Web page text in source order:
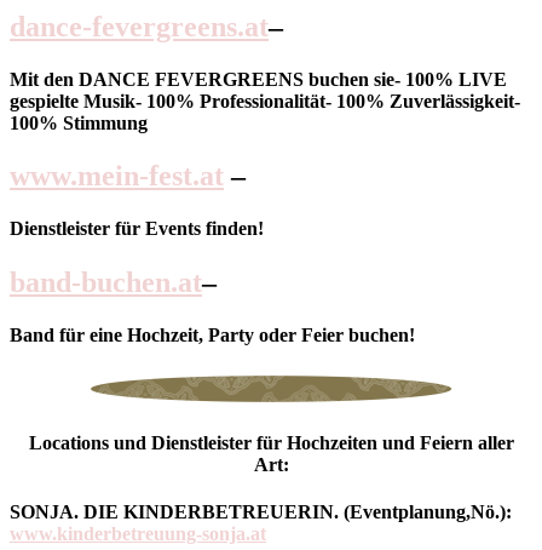
dance-fevergreens.at–
Mit den DANCE FEVERGREENS buchen sie- 100% LIVE
gespielte Musik- 100% Professionalität- 100% Zuverlässigkeit-
100% Stimmung
www.mein-fest.at–
Dienstleister für Events finden!
band-buchen.at–
Band für eine Hochzeit, Party oder Feier buchen!
Locations und Dienstleister für Hochzeiten und Feiern aller
Art:
SONJA. DIE KINDERBETREUERIN. (Eventplanung,Nö.):
www.kinderbetreuung-sonja.at